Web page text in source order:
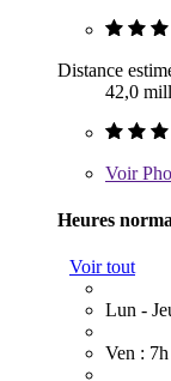
Distance
42,0
Voir
Heures
Voir tout
Lun -
Ven :